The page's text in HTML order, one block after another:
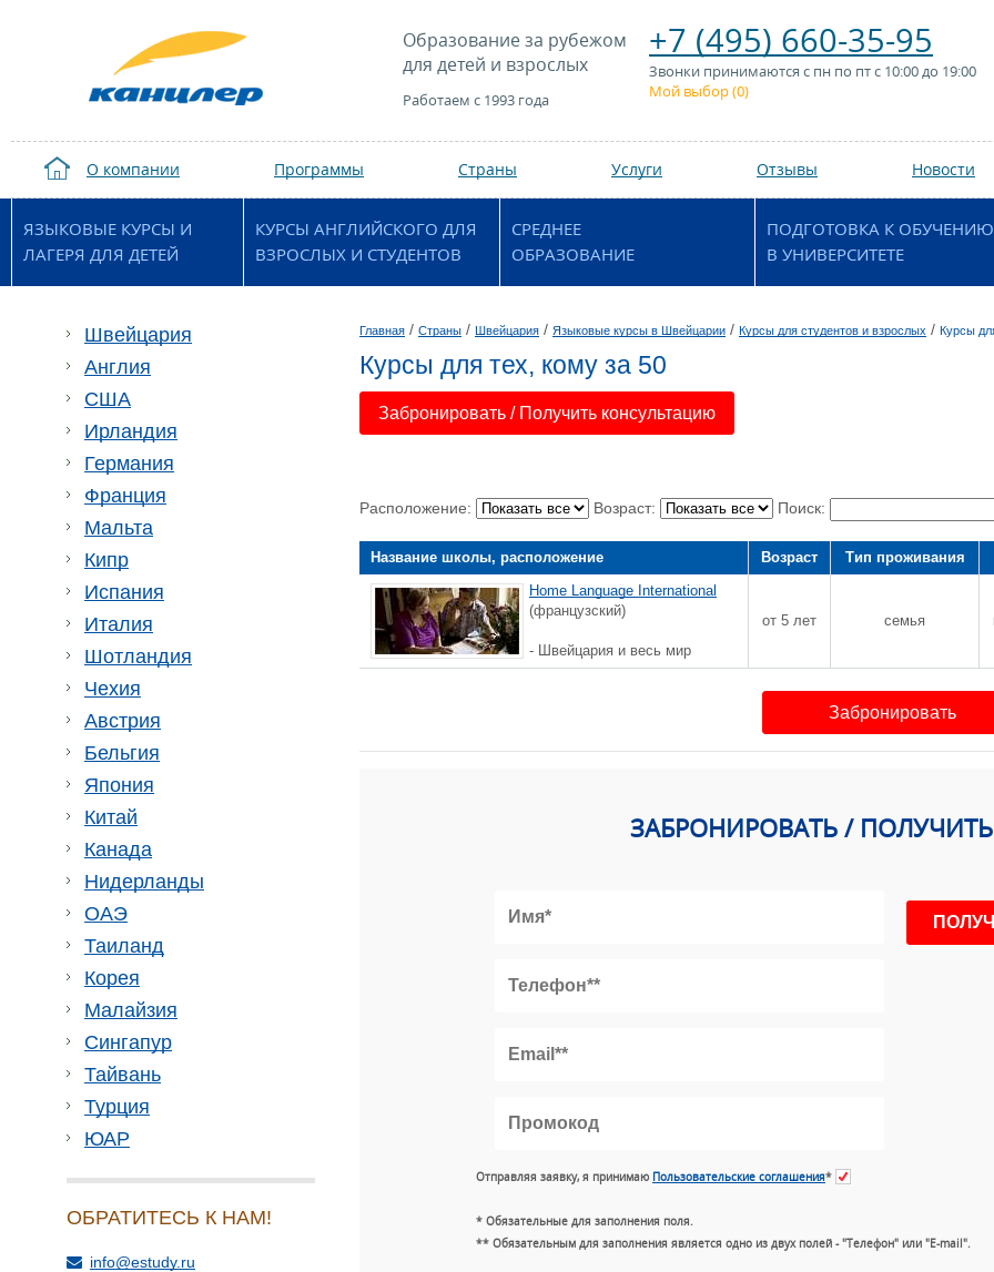
Образование за рубежом
для детей и взрослых
Работаем с 1993 года
+7 (495) 660-35-95
Звонки принимаются с пн по пт с 10:00 до 19:00
Мой выбор (0)
О компании Программы Страны Услуги Отзывы Новости
ЯЗЫКОВЫЕ КУРСЫ И
ЛАГЕРЯ ДЛЯ ДЕТЕЙ
КУРСЫ АНГЛИЙСКОГО ДЛЯ
ВЗРОСЛЫХ И СТУДЕНТОВ
СРЕДНЕЕ
ОБРАЗОВАНИЕ
ПОДГОТОВКА К ОБУЧЕНИЮ
В УНИВЕРСИТЕТЕ
Англия
Швейцария
США
Ирландия
Германия
Франция
Мальта
Кипр
Испания
Италия
Шотландия
Чехия
Австрия
Бельгия
Япония
Китай
Канада
Нидерланды
ОАЭ
Таиланд
Корея
Малайзия
Сингапур
Тайвань
Турция
ЮАР
ОБРАТИТЕСЬ К НАМ!
info@estudy.ru
Главная / Страны / Швейцария / Языковые курсы в Швейцарии / Курсы для студентов и взрослых / Курсы
Курсы для тех, кому за 50
Забронировать / Получить консультацию
Расположение: Возраст: Поиск:
Название школы, расположение Возраст Тип проживания
Home Language International
(французский)
- Швейцария и весь мир
от 5 лет семья
Забронировать
ЗАБРОНИРОВАТЬ /
Отправляя заявку, я принимаю Пользовательские соглашения*
* Обязательные для заполнения поля.
** Обязательным для заполнения является одно из двух полей - "Телефон" или "E-mail".